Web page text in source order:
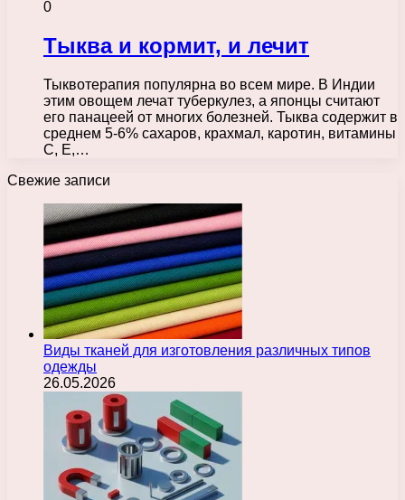
0
Тыква и кормит, и лечит
Тыквотерапия популярна во всем мире. В Индии
этим овощем лечат туберкулез, а японцы считают
его панацеей от многих болезней. Тыква содержит в
среднем 5-6% сахаров, крахмал, каротин, витамины
C, E,…
Свежие записи
Виды тканей для изготовления различных типов
одежды
26.05.2026